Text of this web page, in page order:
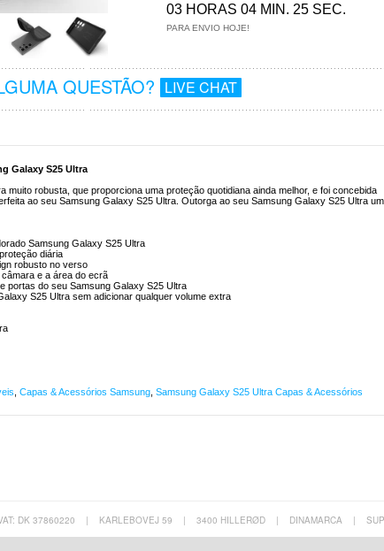
03 HORAS 04 MIN. 24 SEC.
PARA ENVIO HOJE!
QUESTÃO? LIVE CHAT
Galaxy S25 Ultra
muito robusta, que proporciona uma proteção quotidiana ainda melhor, e foi concebida
ao seu Samsung Galaxy S25 Ultra. Outorga ao seu Samsung Galaxy S25 Ultra
Samsung Galaxy S25 Ultra
diária
robusto no verso
e a área do ecrã
portas do seu Samsung Galaxy S25 Ultra
S25 Ultra sem adicionar qualquer volume extra
Capas & Acessórios Samsung Samsung Galaxy S25 Ultra Capas & Acessórios
DK 37860220 | KARLEBOVEJ 59 | 3400 HILLERØD | DINAMARCA |